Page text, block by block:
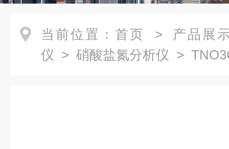
当前位置： 首页 > 产品展
仪 > 硝酸盐氮分析仪 >